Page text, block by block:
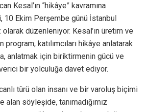
Kesal’ın “hikâye” kavramına
10 Ekim Perşembe günü İstanbul
düzenleniyor. Kesal’ın üretim ve
katılımcıları hikâye anlatarak
anlatmak için biriktirmenin gücü ve
bir yolculuğa davet ediyor.
türü olan insanı ve bir varoluş biçimi
alan söyleşide, tanımadığımız